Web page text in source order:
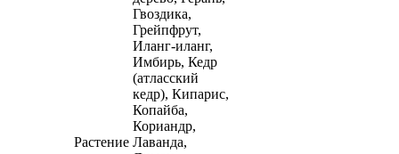
Растение
Гвоздика,
Грейпфрут,
Иланг-иланг,
Имбирь, Кедр
(атласский
кедр), Кипарис,
Копайба,
Кориандр,
Лаванда,